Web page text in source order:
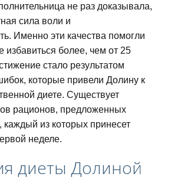
не раз доказывала,
сила воли и
Именно эти качества помогли
избавиться более, чем от 25
стало результатом
которые привели Долину к
диете. Существует
рационов, предложенных
каждый из которых принесет
неделе.
диеты Долиной